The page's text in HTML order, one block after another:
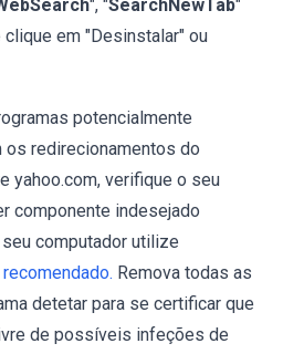
", "SearchNewTab"
em "Desinstalar" ou
potencialmente
os redirecionamentos do
yahoo.com, verifique o seu
componente indesejado
computador utilize
Remova todas as
detetar para se certificar que
de possíveis infeções de